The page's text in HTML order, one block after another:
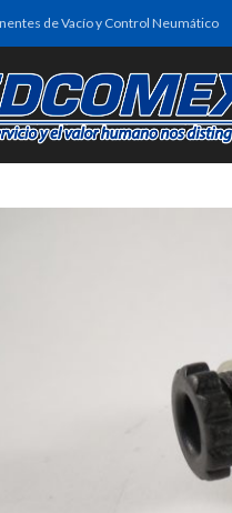
de Vacío y Control Neumático